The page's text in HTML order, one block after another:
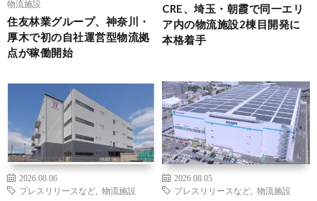
物流施設
住友林業グループ、神奈川・
厚木で初の自社運営型物流拠
点が稼働開始
CRE、埼玉・朝霞で同一エリ
ア内の物流施設2棟目開発に
本格着手
2026.08.06
プレスリリースなど
物流施設
2026.08.05
プレスリリースなど
物流施設